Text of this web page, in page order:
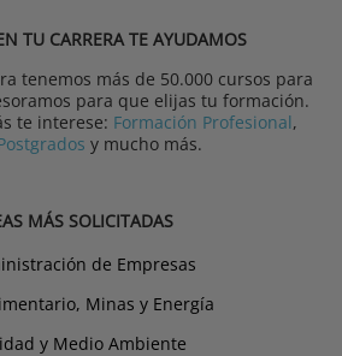
TU CARRERA TE AYUDAMOS
tenemos más de 50.000 cursos para
para que elijas tu formación.
te interese: Formación Profesional,
y mucho más.
MÁS SOLICITADAS
de Empresas
Minas y Energía
y Medio Ambiente